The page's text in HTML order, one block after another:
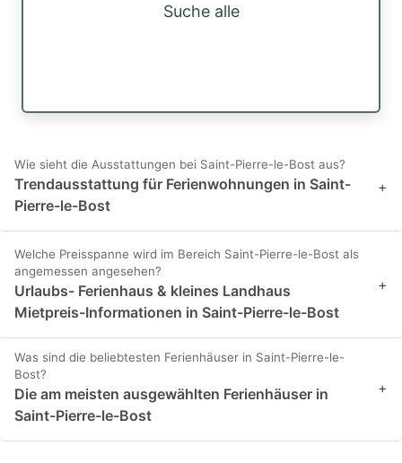
Suche alle
Wie sieht die Ausstattungen bei Saint-Pierre-le-Bost aus?
Trendausstattung für Ferienwohnungen in Saint-
Pierre-le-Bost
+
Welche Preisspanne wird im Bereich Saint-Pierre-le-Bost als
angemessen angesehen?
Urlaubs- Ferienhaus & kleines Landhaus
Mietpreis-Informationen in Saint-Pierre-le-Bost
+
Was sind die beliebtesten Ferienhäuser in Saint-Pierre-le-
Bost?
Die am meisten ausgewählten Ferienhäuser in
Saint-Pierre-le-Bost
+